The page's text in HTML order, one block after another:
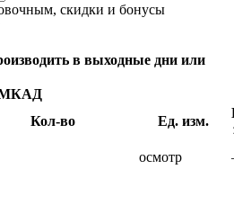
скидки и бонусы
в выходные дни или
МКАД
Кол-во Ед. изм.
осмотр